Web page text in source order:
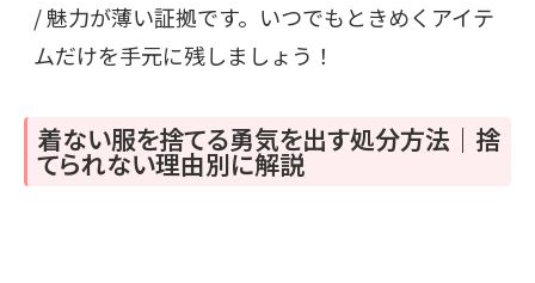
/ 魅力が薄い証拠です。いつでもときめくアイテ
ムだけを手元に残しましょう！
着ない服を捨てる勇気を出す処分方法｜捨
てられない理由別に解説